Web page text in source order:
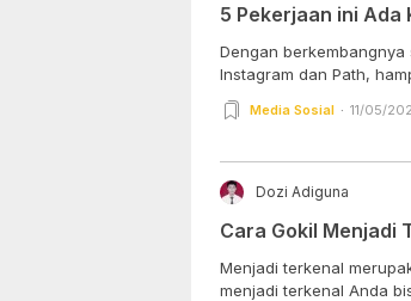
5 Pekerjaan ini Ada
Dengan
Instagram dan Path,
Media Sosial 11/05/
Dozi Adiguna
Cara Gokil Menjadi
Menjadi terkenal
menjadi terkenal Anda